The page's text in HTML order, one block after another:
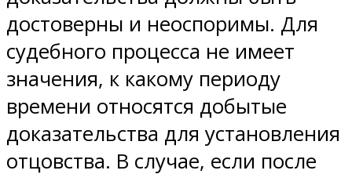
достоверны и неоспоримы. Для
судебного процесса не имеет
значения, к какому периоду
времени относятся добытые
доказательства для установления
отцовства. В случае, если после